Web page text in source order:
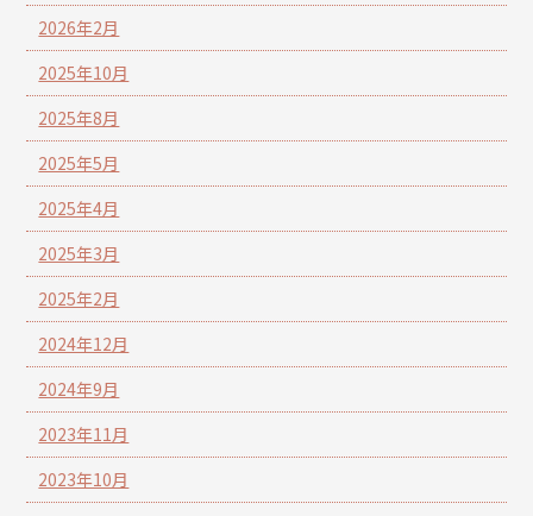
2026年2月
2025年10月
2025年8月
2025年5月
2025年4月
2025年3月
2025年2月
2024年12月
2024年9月
2023年11月
2023年10月